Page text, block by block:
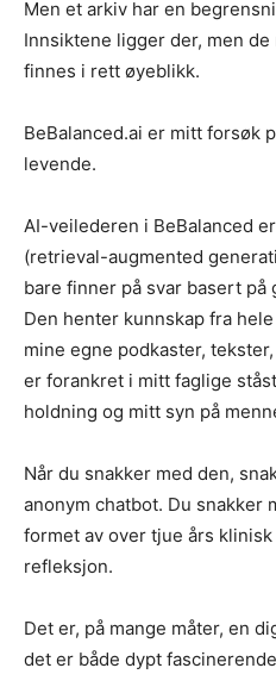
Men et arkiv har en
Innsiktene ligger der, men de
finnes i rett øyeblikk.
BeBalanced.ai er mitt forsøk
levende.
AI-veilederen i BeBalanced
(retrieval-augmented
bare finner på svar basert
Den henter kunnskap fra
mine egne podkaster,
er forankret i mitt faglige
holdning og mitt syn på
Når du snakker med den,
anonym chatbot. Du snakker
formet av over tjue års
refleksjon.
Det er, på mange måter, en
det er både dypt